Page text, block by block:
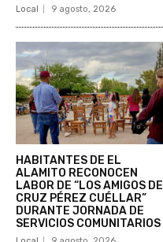
Local 9 agosto, 2026
HABITANTES DE EL
ALAMITO RECONOCEN
LABOR DE “LOS AMIGOS DE
CRUZ PÉREZ CUÉLLAR”
DURANTE JORNADA DE
SERVICIOS COMUNITARIOS